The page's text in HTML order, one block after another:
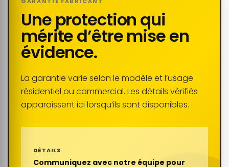
Une protection qui
mérite d’être mise en
évidence.
La garantie varie selon le modèle et l’usage
résidentiel ou commercial. Les détails vérifiés
apparaissent ici lorsqu’ils sont disponibles.
DÉTAILS
Communiquez avec notre équipe pour